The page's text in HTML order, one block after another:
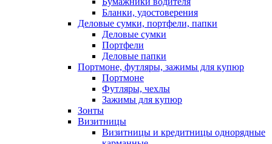
Бланки, удостоверения
Деловые сумки, портфели, папки
Деловые сумки
Портфели
Деловые папки
Портмоне, футляры, зажимы для купюр
Портмоне
Футляры, чехлы
Зажимы для купюр
Зонты
Визитницы
Визитницы и кредитницы однорядные